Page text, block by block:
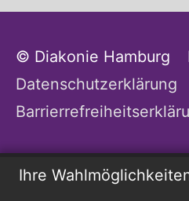
Ihre
© Diakonie Hamburg
Datenschutzerklärung